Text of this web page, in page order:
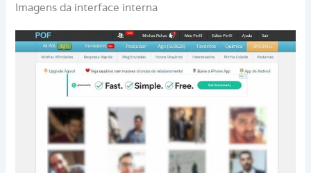
Imagens da interface interna